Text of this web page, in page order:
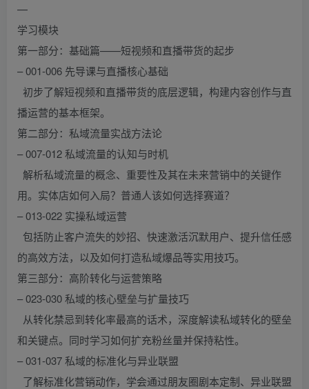
—
学习模块
第一部分：基础篇——短视频和直播带货的起步
– 001-006 先导课与直播核心基础
初步了解短视频和直播带货的底层逻辑，构建内容创作与直
播运营的基本框架。
第二部分：私域流量实战方法论
– 007-012 私域流量的认知与时机
解析私域流量的概念、重要性及其在未来营销中的关键作
用。实体店如何入局？普通人该如何选择赛道？
– 013-022 实操私域运营
包括防止客户流失的妙招、快速激活沉默用户、提升信任感
的高效方法，以及如何打造私域爆品等实用技巧。
第三部分：高阶转化与运营策略
– 023-030 私域的核心壁垒与扩量技巧
从转化禁忌到转化率最高的话术，深度解读私域转化的壁垒
和关键点。同时学习如何扩充粉丝量并保持粘性。
– 031-037 私域的标准化与异业联盟
了解标准化营销动作，学会通过朋友圈剧本定制、异业联盟